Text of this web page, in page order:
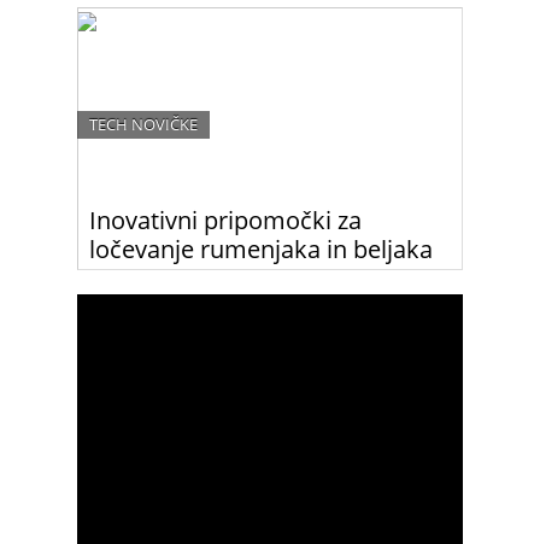
Inovativni pripomočki za
ločevanje rumenjaka in beljaka
TECH NOVIČKE